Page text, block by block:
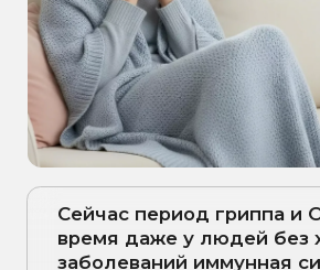
Помочь справиться с таким
состоянием помогают капельницы
Иммунный щит.
Только до 5 февраля у всех
пациентов НутриЭрыесть
возможность пройти его с выгодой:
за 12 999 рублей вместо 17 400
рублей. Скидка составит 4 401 рубль.
ЧТО ВХОДИТ В
ПРЕДЛОЖЕНИЕ: